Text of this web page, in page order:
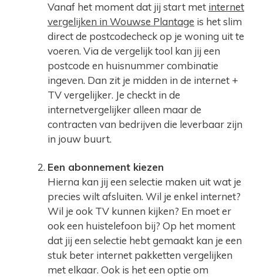
Vanaf het moment dat jij start met internet
vergelijken in Wouwse Plantage is het slim
direct de postcodecheck op je woning uit te
voeren. Via de vergelijk tool kan jij een
postcode en huisnummer combinatie
ingeven. Dan zit je midden in de internet +
TV vergelijker. Je checkt in de
internetvergelijker alleen maar de
contracten van bedrijven die leverbaar zijn
in jouw buurt.
Een abonnement kiezen
Hierna kan jij een selectie maken uit wat je
precies wilt afsluiten. Wil je enkel internet?
Wil je ook TV kunnen kijken? En moet er
ook een huistelefoon bij? Op het moment
dat jij een selectie hebt gemaakt kan je een
stuk beter internet pakketten vergelijken
met elkaar. Ook is het een optie om